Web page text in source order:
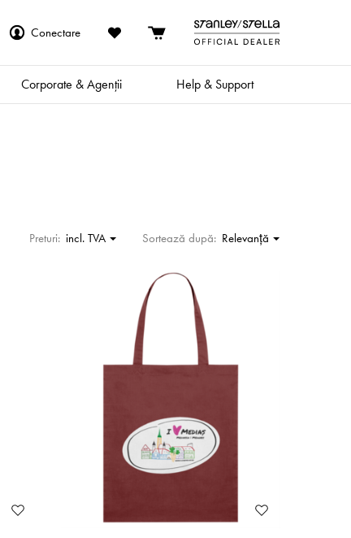
Conectare
Corporate & Agenții Help & Support
Preturi: incl. TVA Sortează după: Relevanţă